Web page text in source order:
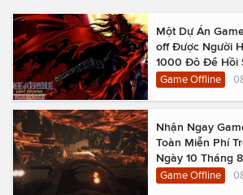
Một Dự Án
off Được Người
1000 Đô Để Hồi
Game Offline
Nhận Ngay
Toàn Miễn Phí
Ngày 10 Tháng 8
Game Offline